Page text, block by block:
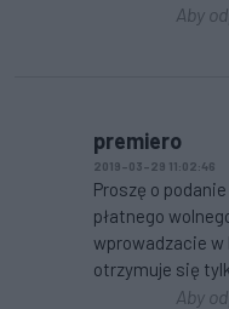
Aby
premiero
2019-03-29 11:02:46
Proszę o
płatnego
wprowadzacie w
otrzymuje się
Aby